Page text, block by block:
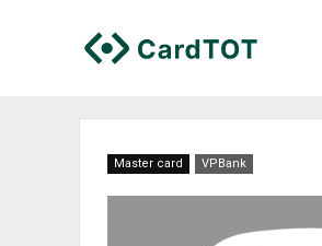
Master card VPBank